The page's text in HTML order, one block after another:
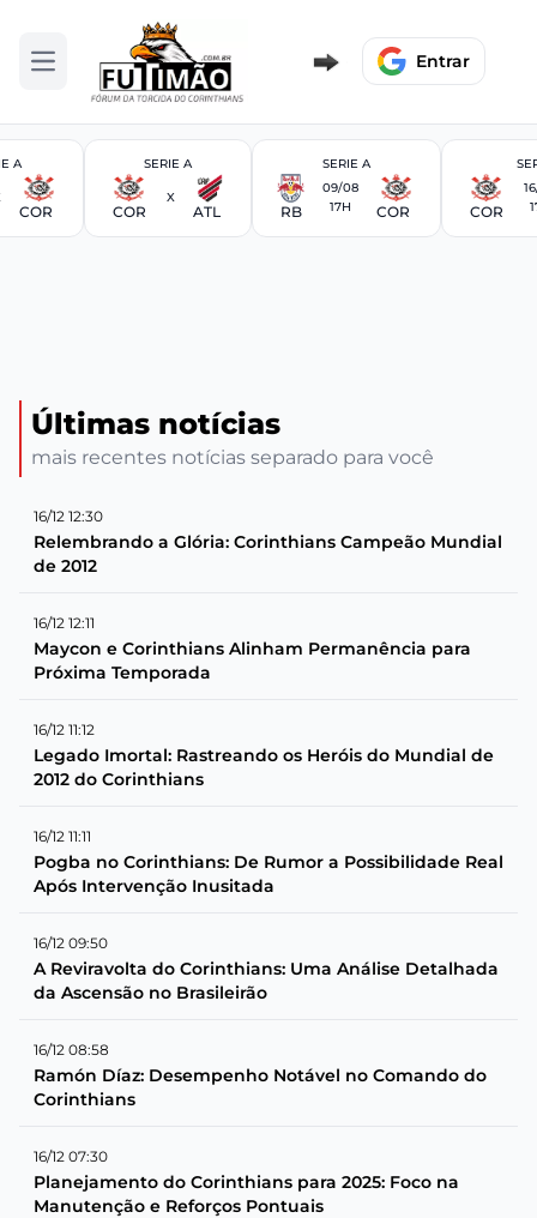
Abrir menu Entrar
A
COR
SERIE A
COR
X
ATL
SERIE A
RB
09/08
17H
COR COR
Últimas notícias
mais recentes notícias separado para você
16/12 12:30
Relembrando a Glória: Corinthians Campeão Mundial
de 2012
16/12 12:11
Maycon e Corinthians Alinham Permanência para
Próxima Temporada
16/12 11:12
Legado Imortal: Rastreando os Heróis do Mundial de
2012 do Corinthians
16/12 11:11
Pogba no Corinthians: De Rumor a Possibilidade Real
Após Intervenção Inusitada
16/12 09:50
A Reviravolta do Corinthians: Uma Análise Detalhada
da Ascensão no Brasileirão
16/12 08:58
Ramón Díaz: Desempenho Notável no Comando do
Corinthians
16/12 07:30
Planejamento do Corinthians para 2025: Foco na
Manutenção e Reforços Pontuais